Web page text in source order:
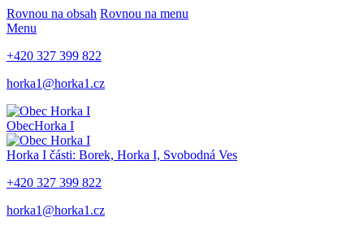
Rovnou na obsah Rovnou na menu
Menu
+420 327 399 822
horka1@horka1.cz
ObecHorka I
Horka I části: Borek, Horka I, Svobodná Ves
+420 327 399 822
horka1@horka1.cz